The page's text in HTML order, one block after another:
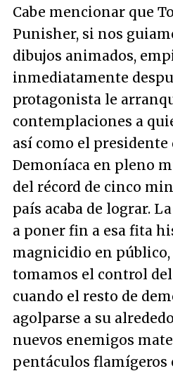
Cabe mencionar que
Punisher, si nos
dibujos animados,
inmediatamente
protagonista le
contemplaciones a
así como el presidente
Demoníaca en pleno
del récord de cinco
país acaba de lograr.
a poner fin a esa fita
magnicidio en público,
tomamos el control
cuando el resto de
agolparse a su
nuevos enemigos
pentáculos flamígeros